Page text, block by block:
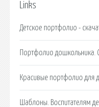
Links
Детское портфолио -
Портфолио дошкольника.
Красивые портфолио для
Шаблоны. Воспитателям